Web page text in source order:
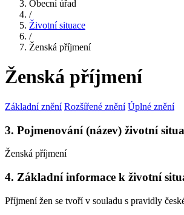
Obecní úřad
/
Životní situace
/
Ženská příjmení
Ženská příjmení
Základní znění Rozšířené znění Úplné znění
3. Pojmenování (název) životní
Ženská příjmení
4. Základní informace k životní
Příjmení žen se tvoří v souladu s pravidly